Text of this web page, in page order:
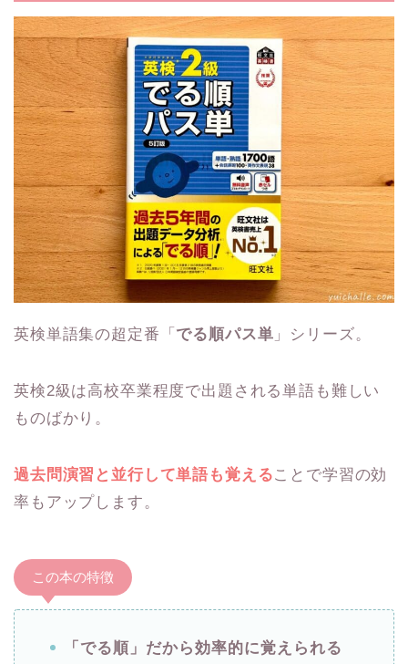
英検単語集の超定番「 でる順パス単 」シリーズ。
英検2級は高校卒業程度で出題される単語も難しい
ものばかり。
過去問演習と並行して単語も覚えることで学習の効
率もアップします。
この本の特徴
「でる順」だから効率的に覚えられる